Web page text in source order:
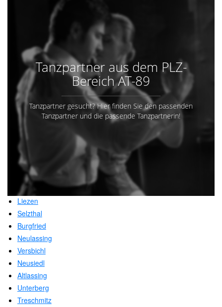
Tanzpartner aus dem PLZ-
Bereich AT-89
Tanzpartner gesucht? Hier finden Sie den passenden
Tanzpartner und die passende Tanzpartnerin!
Liezen
Selzthal
Burgfried
Neulassing
Versbichl
Neusiedl
Altlassing
Unterberg
Treschmitz